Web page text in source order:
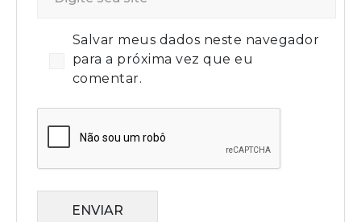
Salvar meus dados neste navegador
para a próxima vez que eu
comentar.
ENVIAR